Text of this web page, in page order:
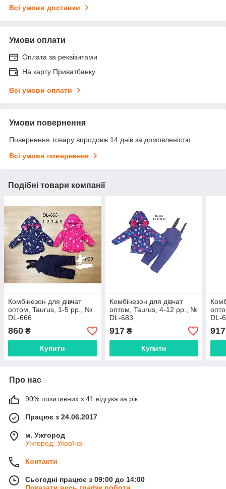
Всі умови доставки
Умови оплати
Оплата за реквізитами
На карту Приватбанку
Всі умови оплати
Умови повернення
Повернення товару впродовж 14 днів за домовленістю
Всі умови повернення
Подібні товари компанії
Комбінезон для дівчат
оптом, Taurus, 1-5 рр., №
DL-666
860 ₴
Купити
Комбінезон для дівчат
оптом, Taurus, 4-12 рр., №
DL-683
917₴
Купити
DL-
917
Про нас
90% позитивних з 41 відгука за рік
Працює з 24.06.2017
м. Ужгород
Ужгород, Україна
Контакти
Сьогодні працює з 09:00 до 14:00